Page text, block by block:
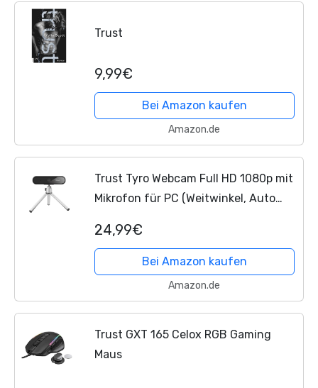
Trust
9,99€
Bei Amazon kaufen
Amazon.de
Trust Tyro Webcam Full HD 1080p mit
Mikrofon für PC (Weitwinkel, Auto
Videoanrufe, Konferenzen, Hangouts,
Skype, Teams, Zoom) Schwarz
24,99€
Bei Amazon kaufen
Amazon.de
Trust GXT 165 Celox RGB Gaming
Maus